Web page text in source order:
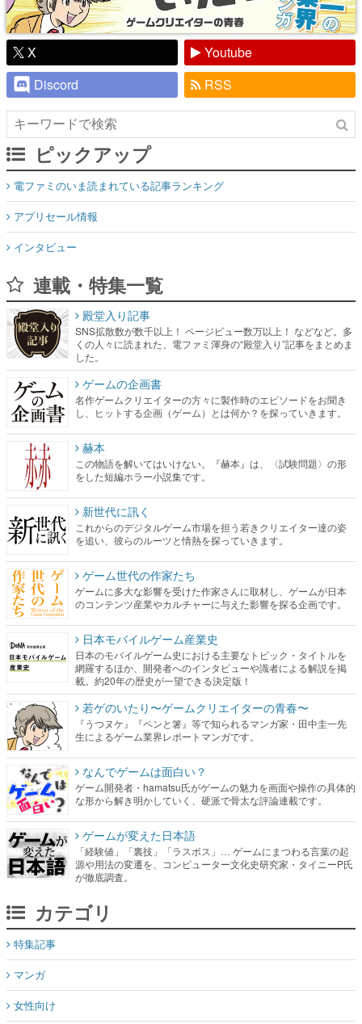
X
Youtube
Discord
RSS
ピックアップ
電ファミのいま読まれている記事ランキング
アプリセール情報
インタビュー
連載・特集一覧
殿堂入り記事
SNS拡散数が数千以上！ ページビュー数万以上！ などなど。多
くの人々に読まれた、電ファミ渾身の“殿堂入り”記事をまとめま
した。
ゲームの企画書
名作ゲームクリエイターの方々に製作時のエピソードをお聞き
し、ヒットする企画（ゲーム）とは何か？を探っていきます。
赫本
この物語を解いてはいけない。『赫本』は、〈試験問題〉の形
をした短編ホラー小説集です。
新世代に訊く
これからのデジタルゲーム市場を担う若きクリエイター達の姿
を追い、彼らのルーツと情熱を探っていきます。
ゲーム世代の作家たち
ゲームに多大な影響を受けた作家さんに取材し、ゲームが日本
のコンテンツ産業やカルチャーに与えた影響を探る企画です。
日本モバイルゲーム産業史
日本のモバイルゲーム史における主要なトピック・タイトルを
網羅するほか、開発者へのインタビューや識者による解説を掲
載。約20年の歴史が一望できる決定版！
若ゲのいたり〜ゲームクリエイターの青春〜
『うつヌケ』『ペンと箸』等で知られるマンガ家・田中圭一先
生によるゲーム業界レポートマンガです。
なんでゲームは面白い？
ゲーム開発者・hamatsu氏がゲームの魅力を画面や操作の具体的
な形から解き明かしていく、硬派で骨太な評論連載です。
ゲームが変えた日本語
「経験値」「裏技」「ラスボス」… ゲームにまつわる言葉の起
源や用法の変遷を、コンピューター文化史研究家・タイニーP氏
が徹底調査。
カテゴリ
特集記事
マンガ
女性向け